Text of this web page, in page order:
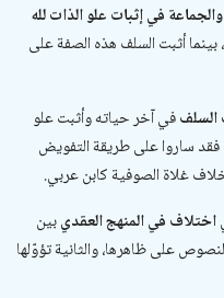
في إثبات علو الذات لله
بينما أثبت السلف هذه الصفة على
السلففي آخر حياته وأثبت علو
فقد ساروا على طريقة التفويض
غلاة الصوفية كابن عربي.
اختلاف في المنهج العقديبين
على ظاهرها، والثانية تؤوّلها